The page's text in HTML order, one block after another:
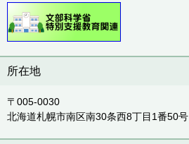
所在地
〒005-0030
北海道札幌市南区南30条西8丁目1番50号